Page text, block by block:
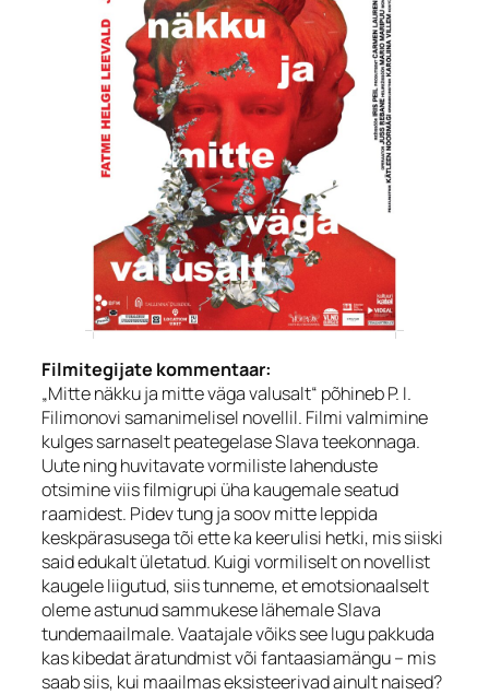
Filmitegijate kommentaar:
„Mitte näkku ja mitte väga valusalt“ põhineb P. I.
Filimonovi samanimelisel novellil. Filmi valmimine
kulges sarnaselt peategelase Slava teekonnaga.
Uute ning huvitavate vormiliste lahenduste
otsimine viis filmigrupi üha kaugemale seatud
raamidest. Pidev tung ja soov mitte leppida
keskpärasusega tõi ette ka keerulisi hetki, mis siiski
said edukalt ületatud. Kuigi vormiliselt on novellist
kaugele liigutud, siis tunneme, et emotsionaalselt
oleme astunud sammukese lähemale Slava
tundemaailmale. Vaatajale võiks see lugu pakkuda
kas kibedat äratundmist või fantaasiamängu – mis
saab siis, kui maailmas eksisteerivad ainult naised?